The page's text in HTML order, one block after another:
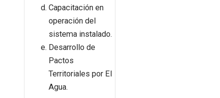
Capacitación en
operación del
sistema instalado.
Desarrollo de
Pactos
Territoriales por El
Agua.